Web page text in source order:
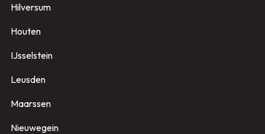
Hilversum
Houten
IJsselstein
Leusden
Maarssen
Nieuwegein